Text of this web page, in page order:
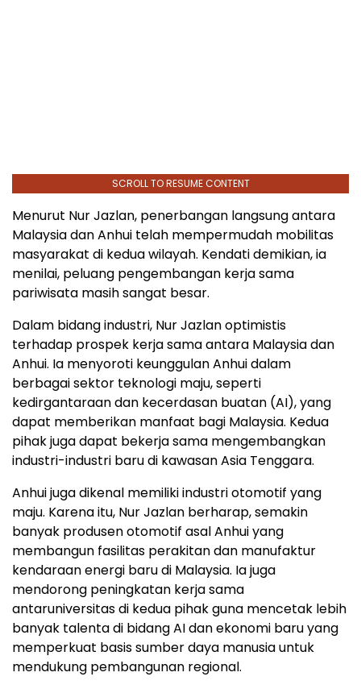
SCROLL TO RESUME CONTENT
Menurut Nur Jazlan, penerbangan langsung antara
Malaysia dan Anhui telah mempermudah mobilitas
masyarakat di kedua wilayah. Kendati demikian, ia
menilai, peluang pengembangan kerja sama
pariwisata masih sangat besar.
Dalam bidang industri, Nur Jazlan optimistis
terhadap prospek kerja sama antara Malaysia dan
Anhui. Ia menyoroti keunggulan Anhui dalam
berbagai sektor teknologi maju, seperti
kedirgantaraan dan kecerdasan buatan (AI), yang
dapat memberikan manfaat bagi Malaysia. Kedua
pihak juga dapat bekerja sama mengembangkan
industri-industri baru di kawasan Asia Tenggara.
Anhui juga dikenal memiliki industri otomotif yang
maju. Karena itu, Nur Jazlan berharap, semakin
banyak produsen otomotif asal Anhui yang
membangun fasilitas perakitan dan manufaktur
kendaraan energi baru di Malaysia. Ia juga
mendorong peningkatan kerja sama
antaruniversitas di kedua pihak guna mencetak lebih
banyak talenta di bidang AI dan ekonomi baru yang
memperkuat basis sumber daya manusia untuk
mendukung pembangunan regional.